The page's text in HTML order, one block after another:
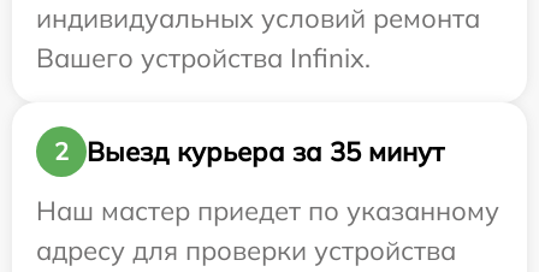
индивидуальных условий ремонта
Вашего устройства Infinix.
2
Выезд курьера за 35 минут
Наш мастер приедет по указанному
адресу для проверки устройства